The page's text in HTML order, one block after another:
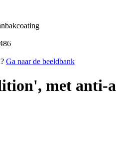
Ga naar de beeldbank
met anti-